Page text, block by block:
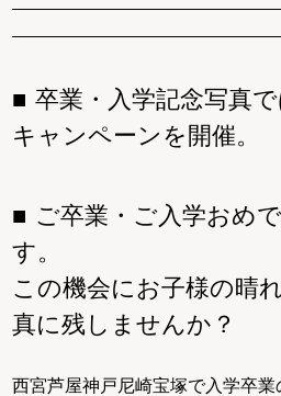
卒業・入学記念写真
キャンペーンを開催。
ご卒業・ご入学おめ
す。
この機会にお子様の晴
真に残しませんか？
西宮芦屋神戸尼崎宝塚で入学卒